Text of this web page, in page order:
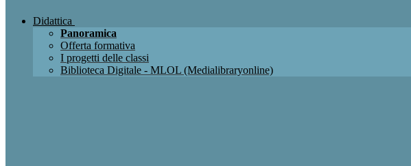
Didattica
Panoramica
Offerta formativa
I progetti delle classi
Biblioteca Digitale - MLOL (Medialibraryonline)